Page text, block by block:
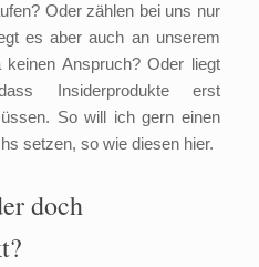
Oder zählen bei uns nur
es aber auch an unserem
Anspruch? Oder liegt
Insiderprodukte erst
So will ich gern einen
setzen, so wie diesen hier.
doch